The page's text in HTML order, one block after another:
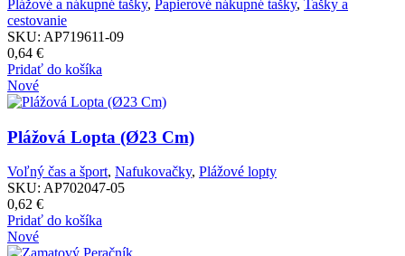
Plážové a nákupné tašky, Papierové nákupné tašky, Tašky a
cestovanie
SKU: AP719611-09
0,64 €
Pridať do košíka
Nové
Plážová Lopta (Ø23 Cm)
Voľný čas a šport, Nafukovačky, Plážové lopty
SKU: AP702047-05
0,62 €
Pridať do košíka
Nové